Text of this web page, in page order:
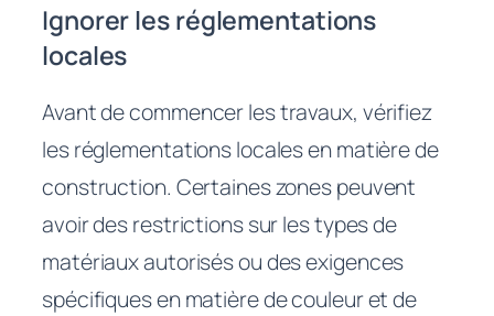
Ignorer les réglementations
locales
Avant de commencer les travaux, vérifiez
les réglementations locales en matière de
construction. Certaines zones peuvent
avoir des restrictions sur les types de
matériaux autorisés ou des exigences
spécifiques en matière de couleur et de